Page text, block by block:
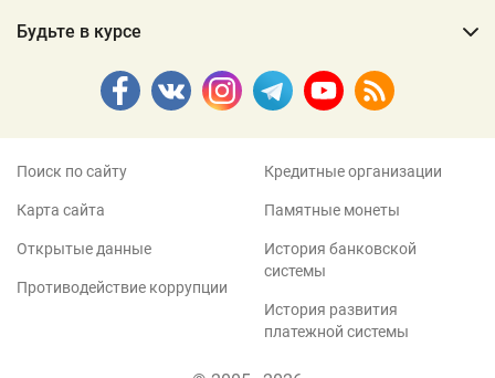
Будьте в курсе
Поиск по сайту
Карта сайта
Открытые данные
Противодействие коррупции
Кредитные организации
Памятные монеты
История банковской
системы
История развития
платежной системы